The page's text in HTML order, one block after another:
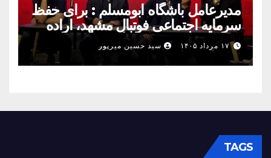
مدیرعامل باشگاه ابومسلم : برای حفظ
سرمایه اجتماعی فوتبال مشهد، اراده
مشترک استان شکل بگیرد
۱۷ مرداد ۱۴۰۵ سید حسین میرپور
TAGS